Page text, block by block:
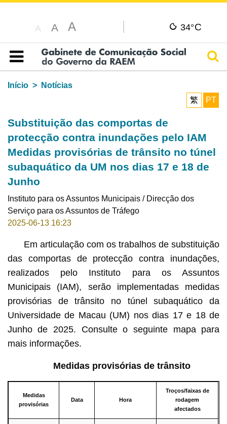
A A A 34°C
Índice
Início
Notícias
繁
PT
Substituição das comportas de
protecção contra inundações pelo IAM
Medidas provisórias de trânsito no túnel
subaquático da UM nos dias 17 e 18 de
Junho
Instituto para os Assuntos Municipais / Direcção dos
Serviço para os Assuntos de Tráfego
2025-06-13 16:23
Em articulação com os trabalhos de substituição
das comportas de protecção contra inundações,
realizados pelo Instituto para os Assuntos
Municipais (IAM), serão implementadas medidas
provisórias de trânsito no túnel subaquático da
Universidade de Macau (UM) nos dias 17 e 18 de
Junho de 2025. Consulte o seguinte mapa para
mais informações.
Medidas provisórias de trânsito
Medidas
provisórias
Data Hora
Troços/faixas de
rodagem
afectados